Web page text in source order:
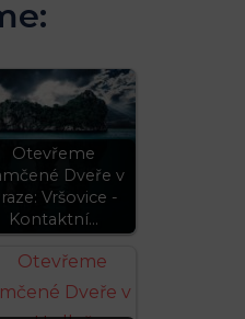
Otevřeme
Dveře v
Vršovice -
Kontaktní…